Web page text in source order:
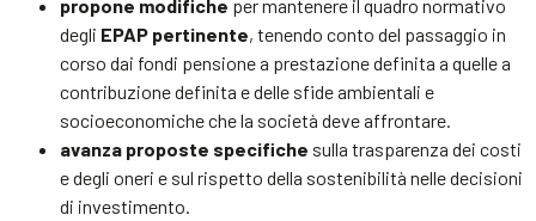
propone modifiche per mantenere il quadro normativo
degli EPAP pertinente, tenendo conto del passaggio in
corso dai fondi pensione a prestazione definita a quelle a
contribuzione definita e delle sfide ambientali e
socioeconomiche che la società deve affrontare.
avanza proposte specifiche sulla trasparenza dei costi
e degli oneri e sul rispetto della sostenibilità nelle decisioni
di investimento.